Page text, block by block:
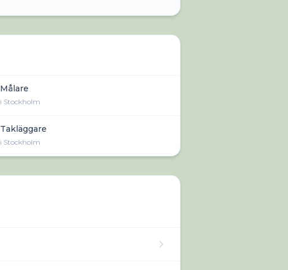
Målare
i Stockholm
Takläggare
i Stockholm